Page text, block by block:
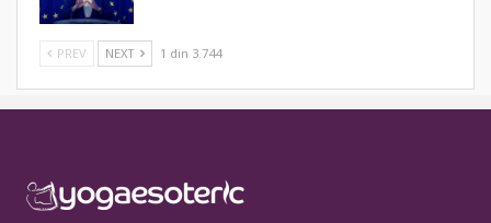
PREV NEXT 1 din 3.744